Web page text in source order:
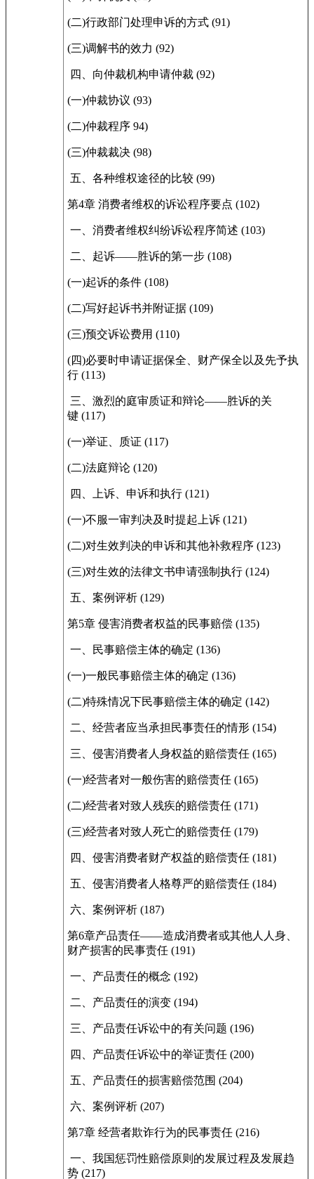
(二)行政部门处理申诉的方式 (91)
(三)调解书的效力 (92)
四、向仲裁机构申请仲裁 (92)
(一)仲裁协议 (93)
(二)仲裁程序 94)
(三)仲裁裁决 (98)
五、各种维权途径的比较 (99)
第4章 消费者维权的诉讼程序要点 (102)
一、消费者维权纠纷诉讼程序简述 (103)
二、起诉——胜诉的第一步 (108)
(一)起诉的条件 (108)
(二)写好起诉书并附证据 (109)
(三)预交诉讼费用 (110)
(四)必要时申请证据保全、财产保全以及先予执
行 (113)
三、激烈的庭审质证和辩论——胜诉的关
键 (117)
(一)举证、质证 (117)
(二)法庭辩论 (120)
四、上诉、申诉和执行 (121)
(一)不服一审判决及时提起上诉 (121)
(二)对生效判决的申诉和其他补救程序 (123)
(三)对生效的法律文书申请强制执行 (124)
五、案例评析 (129)
第5章 侵害消费者权益的民事赔偿 (135)
一、民事赔偿主体的确定 (136)
(一)一般民事赔偿主体的确定 (136)
(二)特殊情况下民事赔偿主体的确定 (142)
二、经营者应当承担民事责任的情形 (154)
三、侵害消费者人身权益的赔偿责任 (165)
(一)经营者对一般伤害的赔偿责任 (165)
(二)经营者对致人残疾的赔偿责任 (171)
(三)经营者对致人死亡的赔偿责任 (179)
四、侵害消费者财产权益的赔偿责任 (181)
五、侵害消费者人格尊严的赔偿责任 (184)
六、案例评析 (187)
第6章产品责任——造成消费者或其他人人身、
财产损害的民事责任 (191)
一、产品责任的概念 (192)
二、产品责任的演变 (194)
三、产品责任诉讼中的有关问题 (196)
四、产品责任诉讼中的举证责任 (200)
五、产品责任的损害赔偿范围 (204)
六、案例评析 (207)
第7章 经营者欺诈行为的民事责任 (216)
一、我国惩罚性赔偿原则的发展过程及发展趋
势 (217)